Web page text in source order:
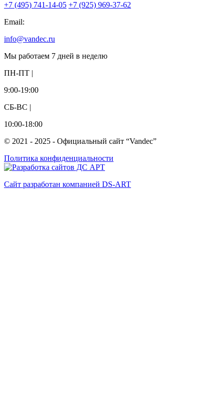
+7 (495) 741-14-05 +7 (925) 969-37-62
Email:
info@vandec.ru
Мы работаем 7 дней в неделю
ПН-ПТ |
9:00-19:00
СБ-ВС |
10:00-18:00
© 2021 - 2025 - Официальный сайт “Vandec”
Политика конфиденциальности
Сайт разработан компанией DS-ART